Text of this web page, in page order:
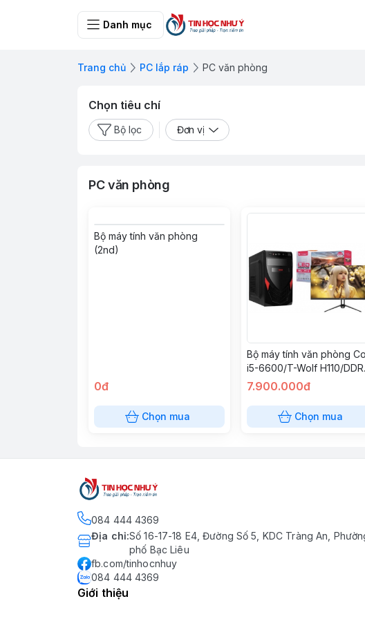
Danh mục
Trang chủ PC lắp ráp PC văn phòng
Chọn tiêu chí
Bộ lọc Đơn vị
PC văn phòng
Bộ máy tính văn phòng
(2nd)
0đ
Chọn mua
Bộ máy tính văn phòng
i5-6600/T-Wolf H110/
8GB/SSD 256GB/PSU
phòng/Chuột phím văn
phòng
7.900.000đ
Chọn mua
084 444 4369
Địa chỉ:Số 16-17-18 E4, Đường Số 5, KDC Tràng An,
phố Bạc Liêu
fb.com/tinhocnhuy
084 444 4369
Giới thiệu